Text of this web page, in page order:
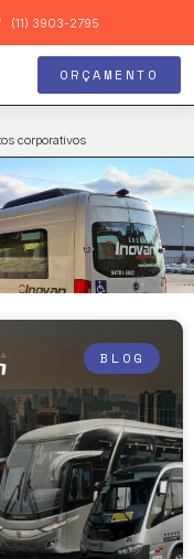
(11) 3903-2795
ORÇAMENTO
corporativos
BLOG